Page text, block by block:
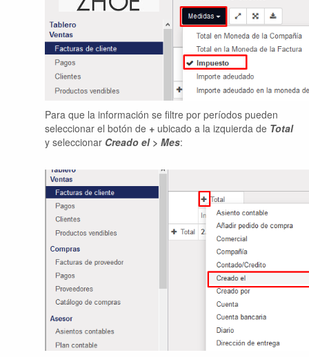
Para que la información se filtre por períodos pueden
seleccionar el botón de + ubicado a la izquierda de Total
y seleccionar Creado el > Mes: